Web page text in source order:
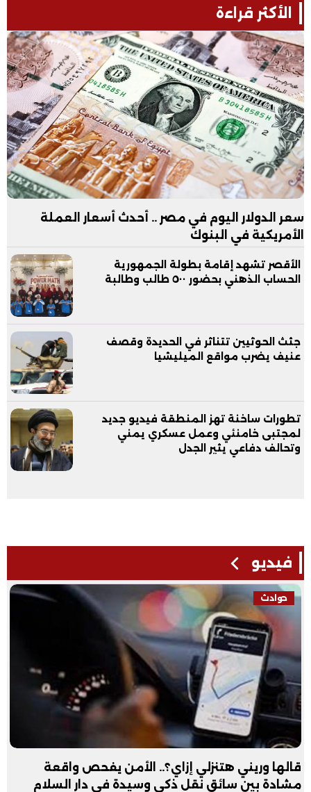
الأكثر قراءة
سعر الدولار اليوم في مصر .. أحدث أسعار العملة
الأمريكية في البنوك
الأقصر تشهد إقامة بطولة الجمهورية
الحساب الذهني بحضور ٥٠٠ طالب وطالبة
جثث الحوثيين تتناثر في الحديدة وقصف
عنيف يضرب مواقع الميليشيا
تطورات ساخنة تهز المنطقة فيديو جديد
لمجتبى خامنئي وعمل عسكري يمني
وتحالف دفاعي يثير الجدل
فيديو
حوادث
قالها وريني هتنزلي إزاي؟.. الأمن يفحص واقعة
مشادة بين سائق نقل ذكي وسيدة في دار السلام